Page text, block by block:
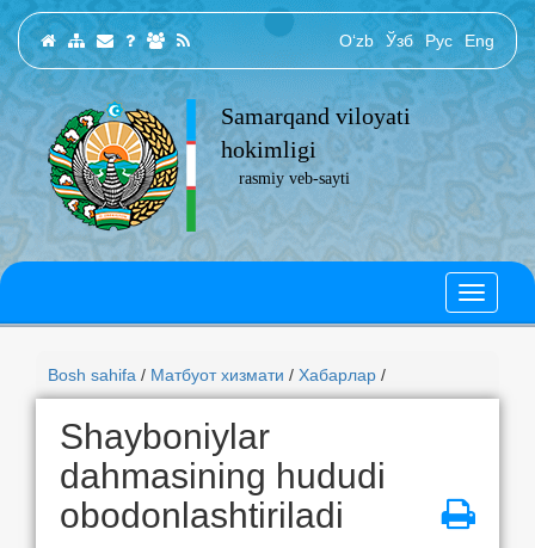
O‘zb Ўзб Рус Eng
Samarqand viloyati
hokimligi
rasmiy veb-sayti
Bosh sahifa / Матбуот хизмати / Хабарлар /
Shayboniylar
dahmasining hududi
obodonlashtiriladi